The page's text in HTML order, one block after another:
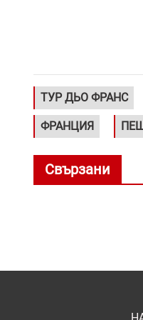
ТУР ДЬО ФРАНС
ФРАНЦИЯ
Свързани